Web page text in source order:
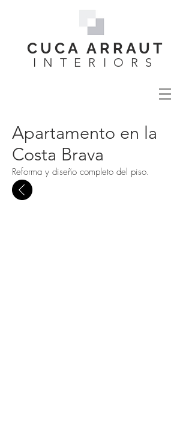
CUCA ARRAUT
INTERIORS
Apartamento en la
Costa Brava
Reforma y diseño completo del piso.